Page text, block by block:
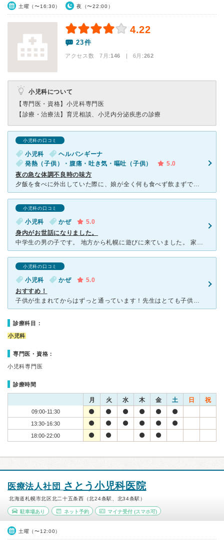
土曜（〜16:30） 夜（〜22:00）
4.22
23件
アクセス数 7月:146 | 6月:262
小児科について
【専門医・資格】 小児科専門医
【診療・治療法】 育児相談、小児内分泌疾患の診療
小児科の口コミ
小児科
ヘルパンギーナ
発熱（子供）・腹痛・吐き気・嘔吐（子供）
5.0
夜の急な体調不良時の味方
夕飯を食べに外出していた際に、娘が全く何も食べず飲まずで気になっていたところ、大量に嘔吐し、すでに21時になるところでこちらを受診しました。 事前にネットで予約や問診を終えてからの受診だったため、診
小児科の口コミ
小児科 かぜ
5.0
身内がお世話になりました。
中学生の男の子です。 地方から札幌に遊びに来ていました。 家の近くの病院が休みの為、ネット検索し良さそうなので電話で確認。 年末近くに、急な高熱と吐き気があり受診しました。 けっこう混
小児科の口コミ
小児科 かぜ
5.0
おすすめ！
子供が生まれてからはずっと通っています！先生はとても子供にも優しく診察中に吐いちゃったことがありましたが、嫌な顔もせず診察をしてくれました！夜１０時までやってくれてるのもとても心強いです！ただ病院内が
診療科目：
小児科
専門医・資格：
小児科専門医
診療時間
月 火 水 木 金 土 日 祝
09:00-11:30
13:30-16:30
18:00-22:00
医療法人社団 さとう小児科医院
北海道札幌市北区北二十五条西（北24条駅、北34条駅）
駐車場あり ネット予約 マイナ受付 (スマホ可)
土曜（〜12:00）